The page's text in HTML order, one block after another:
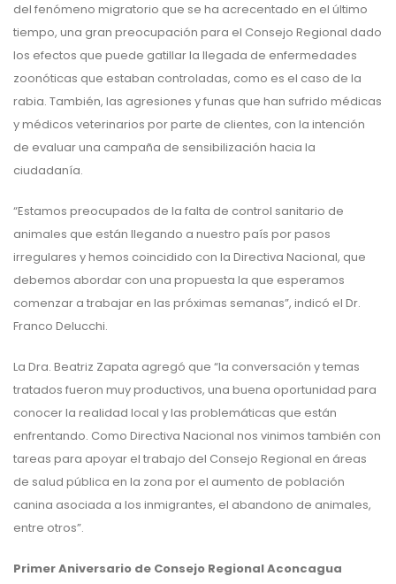
del fenómeno migratorio que se ha acrecentado en el último
tiempo, una gran preocupación para el Consejo Regional dado
los efectos que puede gatillar la llegada de enfermedades
zoonóticas que estaban controladas, como es el caso de la
rabia. También, las agresiones y funas que han sufrido médicas
y médicos veterinarios por parte de clientes, con la intención
de evaluar una campaña de sensibilización hacia la
ciudadanía.
“Estamos preocupados de la falta de control sanitario de
animales que están llegando a nuestro país por pasos
irregulares y hemos coincidido con la Directiva Nacional, que
debemos abordar con una propuesta la que esperamos
comenzar a trabajar en las próximas semanas”, indicó el Dr.
Franco Delucchi.
La Dra. Beatriz Zapata agregó que “la conversación y temas
tratados fueron muy productivos, una buena oportunidad para
conocer la realidad local y las problemáticas que están
enfrentando. Como Directiva Nacional nos vinimos también con
tareas para apoyar el trabajo del Consejo Regional en áreas
de salud pública en la zona por el aumento de población
canina asociada a los inmigrantes, el abandono de animales,
entre otros”.
Primer Aniversario de Consejo Regional Aconcagua